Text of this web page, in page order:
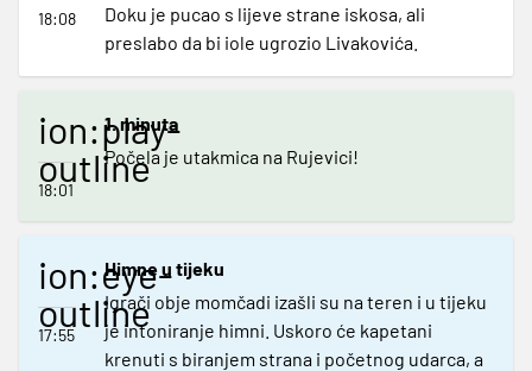
18:08
Doku je pucao s lijeve strane iskosa, ali
preslabo da bi iole ugrozio Livakovića.
ion:play-
outline
18:01
1. minuta
Počela je utakmica na Rujevici!
ion:eye-
outline
17:55
Himne u tijeku
Igrači obje momčadi izašli su na teren i u tijeku
je intoniranje himni. Uskoro će kapetani
krenuti s biranjem strana i početnog udarca, a